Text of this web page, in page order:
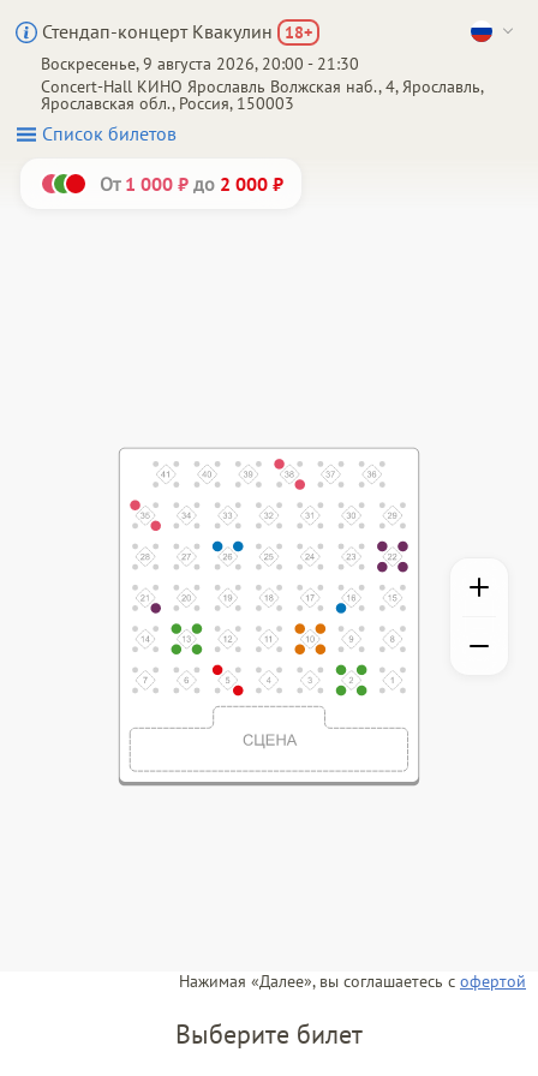
Стендап-концерт Квакулин 18+
Воскресенье, 9 августа 2026, 20:00 - 21:30
Concert-Hall КИНО Ярославль Волжская наб., 4, Ярославль,
Ярославская обл., Россия, 150003
Список билетов
От 1 000 ₽ до 2 000 ₽
Нажимая «Далее», вы соглашаетесь с офертой
Выберите билет